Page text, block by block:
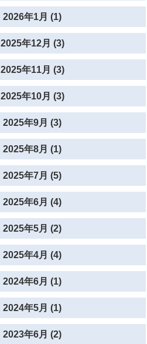
2026年1月 (1)
2025年12月 (3)
2025年11月 (3)
2025年10月 (3)
2025年9月 (3)
2025年8月 (1)
2025年7月 (5)
2025年6月 (4)
2025年5月 (2)
2025年4月 (4)
2024年6月 (1)
2024年5月 (1)
2023年6月 (2)